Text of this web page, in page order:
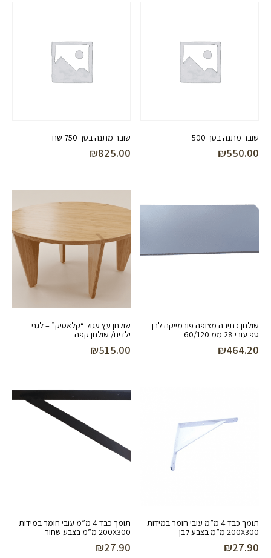
שובר מתנה בסך 500
₪550.00
שובר מתנה בסך 750 שח
₪825.00
שולחן כתיבה מצופה פורמייקה לבן
טפ עובי 28 ממ 60/120
₪464.20
שולחן עץ עגול “קלאסיק” – לגני
ילדים/ שולחן קפה
₪515.00
תומך כבד 4 מ”מ עובי חומר במידות
200X300 מ”מ בצבע לבן
₪27.90
תומך כבד 4 מ”מ עובי חומר במידות
200X300 מ”מ בצבע שחור
₪27.90